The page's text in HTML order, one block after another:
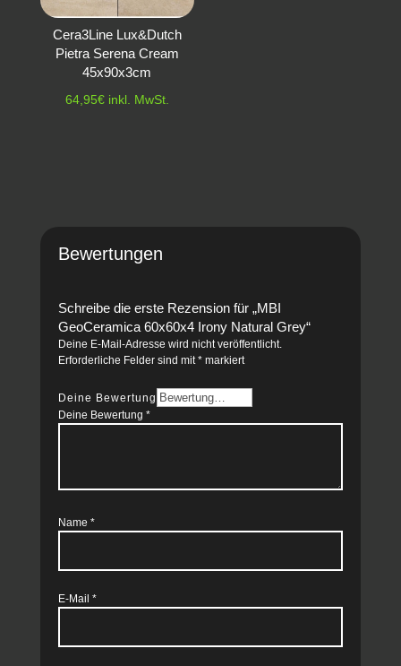
Cera3Line Lux&Dutch
Pietra Serena Cream
45x90x3cm
64,95€ inkl. MwSt.
Bewertungen
Schreibe die erste Rezension für „MBI
GeoCeramica 60x60x4 Irony Natural Grey“
Deine E-Mail-Adresse wird nicht veröffentlicht.
Erforderliche Felder sind mit*markiert
Deine Bewertung
Deine Bewertung *
Name *
E-Mail *